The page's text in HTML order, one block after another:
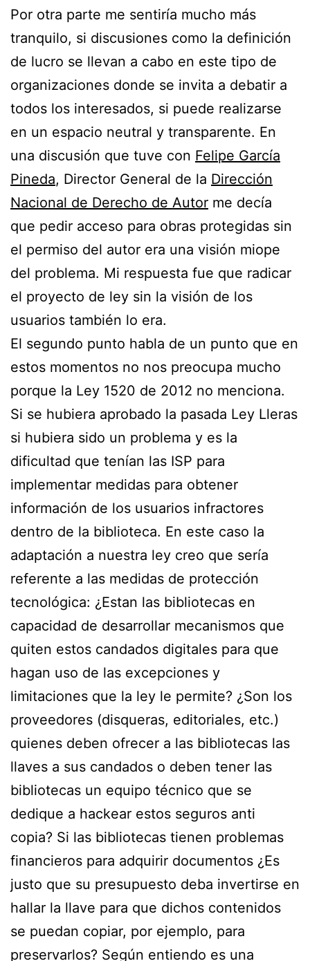
Por otra parte me sentiría mucho más
tranquilo, si discusiones como la definición
de lucro se llevan a cabo en este tipo de
organizaciones donde se invita a debatir a
todos los interesados, si puede realizarse
en un espacio neutral y transparente. En
una discusión que tuve con Felipe García
Pineda, Director General de la Dirección
Nacional de Derecho de Autor me decía
que pedir acceso para obras protegidas sin
el permiso del autor era una visión miope
del problema. Mi respuesta fue que radicar
el proyecto de ley sin la visión de los
usuarios también lo era.
El segundo punto habla de un punto que en
estos momentos no nos preocupa mucho
porque la Ley 1520 de 2012 no menciona.
Si se hubiera aprobado la pasada Ley Lleras
si hubiera sido un problema y es la
dificultad que tenían las ISP para
implementar medidas para obtener
información de los usuarios infractores
dentro de la biblioteca. En este caso la
adaptación a nuestra ley creo que sería
referente a las medidas de protección
tecnológica: ¿Estan las bibliotecas en
capacidad de desarrollar mecanismos que
quiten estos candados digitales para que
hagan uso de las excepciones y
limitaciones que la ley le permite? ¿Son los
proveedores (disqueras, editoriales, etc.)
quienes deben ofrecer a las bibliotecas las
llaves a sus candados o deben tener las
bibliotecas un equipo técnico que se
dedique a hackear estos seguros anti
copia? Si las bibliotecas tienen problemas
financieros para adquirir documentos ¿Es
justo que su presupuesto deba invertirse en
hallar la llave para que dichos contenidos
se puedan copiar, por ejemplo, para
preservarlos? Según entiendo es una